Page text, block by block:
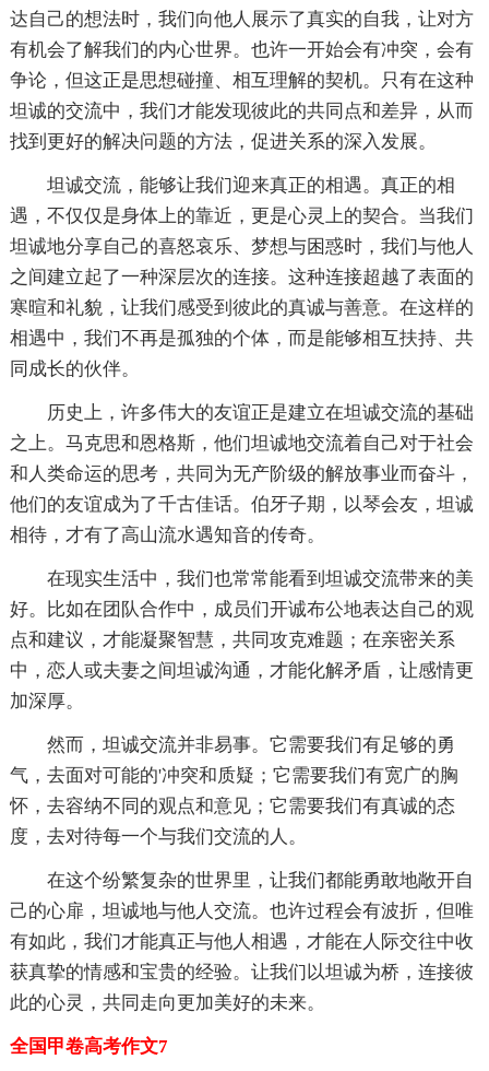
达自己的想法时，我们向他人展示了真实的自我，让对方
有机会了解我们的内心世界。也许一开始会有冲突，会有
争论，但这正是思想碰撞、相互理解的契机。只有在这种
坦诚的交流中，我们才能发现彼此的共同点和差异，从而
找到更好的解决问题的方法，促进关系的深入发展。
坦诚交流，能够让我们迎来真正的相遇。真正的相
遇，不仅仅是身体上的靠近，更是心灵上的契合。当我们
坦诚地分享自己的喜怒哀乐、梦想与困惑时，我们与他人
之间建立起了一种深层次的连接。这种连接超越了表面的
寒暄和礼貌，让我们感受到彼此的真诚与善意。在这样的
相遇中，我们不再是孤独的个体，而是能够相互扶持、共
同成长的伙伴。
历史上，许多伟大的友谊正是建立在坦诚交流的基础
之上。马克思和恩格斯，他们坦诚地交流着自己对于社会
和人类命运的思考，共同为无产阶级的解放事业而奋斗，
他们的友谊成为了千古佳话。伯牙子期，以琴会友，坦诚
相待，才有了高山流水遇知音的传奇。
在现实生活中，我们也常常能看到坦诚交流带来的美
好。比如在团队合作中，成员们开诚布公地表达自己的观
点和建议，才能凝聚智慧，共同攻克难题；在亲密关系
中，恋人或夫妻之间坦诚沟通，才能化解矛盾，让感情更
加深厚。
然而，坦诚交流并非易事。它需要我们有足够的勇
气，去面对可能的'冲突和质疑；它需要我们有宽广的胸
怀，去容纳不同的观点和意见；它需要我们有真诚的态
度，去对待每一个与我们交流的人。
在这个纷繁复杂的世界里，让我们都能勇敢地敞开自
己的心扉，坦诚地与他人交流。也许过程会有波折，但唯
有如此，我们才能真正与他人相遇，才能在人际交往中收
获真挚的情感和宝贵的经验。让我们以坦诚为桥，连接彼
此的心灵，共同走向更加美好的未来。
全国甲卷高考作文7